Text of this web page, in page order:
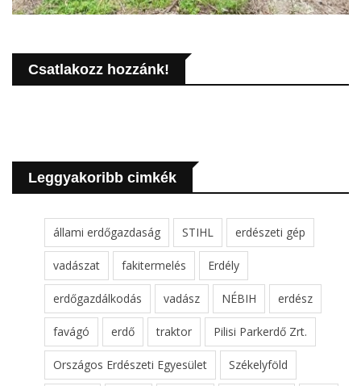
Csatlakozz hozzánk!
Leggyakoribb cimkék
állami erdőgazdaság STIHL erdészeti gép
vadászat fakitermelés Erdély
erdőgazdálkodás vadász NÉBIH erdész
favágó erdő traktor Pilisi Parkerdő Zrt.
Országos Erdészeti Egyesület Székelyföld